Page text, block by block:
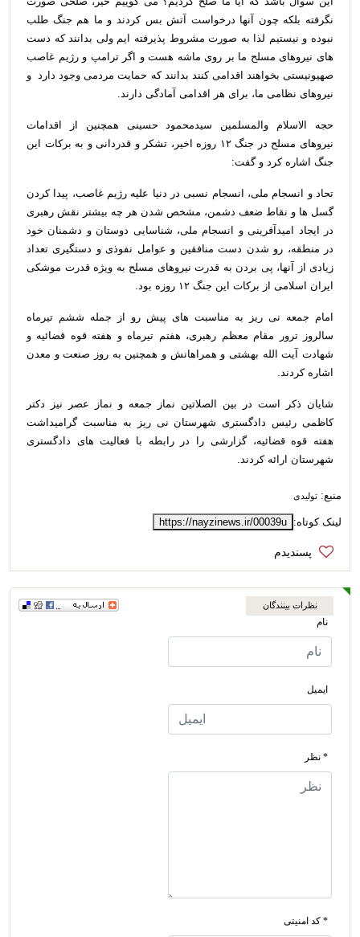
نگرفته بلکه چون آنها درخواست آتش بس کردند و ما هم جنگ طلب
نبوده و نیستیم لذا به صورت مشروط پذیرفته ایم ولی بدانند که دست
های نیروهای مسلح ما بر روی ماشه هست و اگر ترامپ و رژیم غاصب
صهیونیستی بخواهند اقدامی کنند بدانند که حمایت مردمی وجود دارد و
نیروهای نظامی ما، برای هر اقدامی آمادگی دارند.
حجه الاسلام والمسلمین سیدمحمود حسینی همچنین از اقدامات
نیروهای مسلح در جنگ۱۲ روزه اخیر، تشکر و قدردانی و به برکات این
جنگ اشاره کرد و گفت:
تحاد و انسجام ملی، انسجام نسبی در دنیا علیه رژیم غاصب، پیدا کردن
گسل ها و نقاط ضعف دشمن، مشخص شدن هر چه بیشتر نقش رهبری
در ایجاد امیدآفرینی و انسجام ملی، شناسایی دوستان و دشمنان خود
در منطقه، رو شدن دست منافقین و عوامل نفوذی و دستگیری تعداد
زیادی از آنها، پی بردن به قدرت نیروهای مسلح به ویژه قدرت موشکی
ایران اسلامی از برکات این جنگ ۱۲ روزه بود.
امام جمعه نی ریز به مناسبت های پیش رو از جمله ششم تیرماه
سالروز ترور مقام معظم رهبری، هفتم تیرماه و هفته قوه قضائیه و
شهادت آیت الله بهشتی و همراهانش و همچنین به روز صنعت و معدن
اشاره کردند.
شایان ذکر است در بین الصلاتین نماز جمعه و نماز عصر نیز دکتر
کاظمی رئیس دادگستری شهرستان نی ریز به مناسبت گرامیداشت
هفته قوه قضائیه، گزارشی را در رابطه با فعالیت های دادگستری
شهرستان ارائه کردند.
منبع: تولیدی
لینک کوتاه: https://nayzinews.ir/00039u
نظرات بینندگان
نام
ایمیل
* نظر
* کد امنیتی